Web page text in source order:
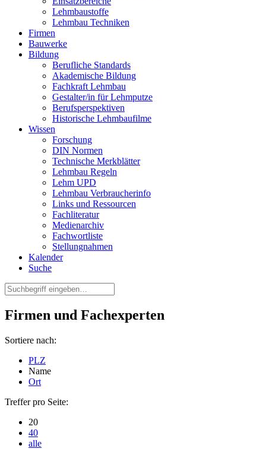
Lehmbaustoffe
Lehmbau Techniken
Firmen
Bauwerke
Bildung
Berufliche Standards
Akademische Bildung
Fachkraft Lehmbau
Gestalter/in für Lehmputze
Berufsperspektiven
Historische Lehmbaufilme
Wissen
Forschung
DIN Normen
Technische Merkblätter
Lehmbau Regeln
Lehm UPD
Lehmbau Verbraucherinfo
Links und Ressourcen
Fachliteratur
Medienarchiv
Fachwortliste
Stellungnahmen
Kalender
Suche
Firmen und Fachexperten
Sortiere nach:
PLZ
Name
Ort
Treffer pro Seite:
20
40
alle